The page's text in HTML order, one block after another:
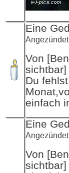
Eine
Von
sichtbar]
Du
einfach
Eine
Von
sichtbar]